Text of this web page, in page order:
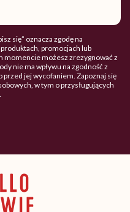
się” oznacza zgodę na
promocjach lub
momencie możesz zrezygnować z
nie ma wpływu na zgodność z
jej wycofaniem. Zapoznaj się
w tym o przysługujących